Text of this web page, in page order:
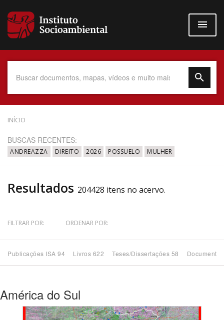
para
conteúdo
Data do Documento
Até
Povo Indígena
Subtema
INÍCIO
BUSCAS RECENTES:
ANDREAZZA DIREITO 2026 POSSUELO MULHER
Resultados 204428 itens no acervo.
FILTRAR POR: ORDENAR POR:
Publicações ISA 94 Livros 622 Teses/Dissertações 58
América do Sul